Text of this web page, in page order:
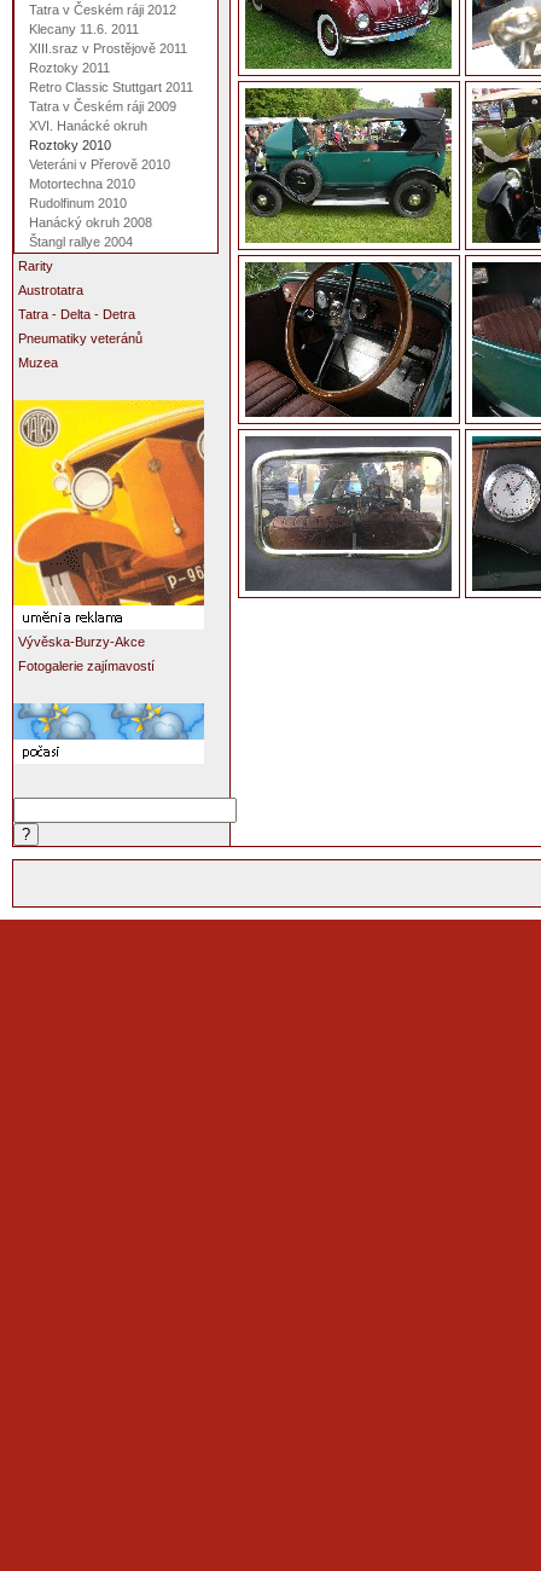
Tatra v Českém ráji 2012
Klecany 11.6. 2011
XIII.sraz v Prostějově 2011
Roztoky 2011
Retro Classic Stuttgart 2011
Tatra v Českém ráji 2009
XVI. Hanácké okruh
Roztoky 2010
Veteráni v Přerově 2010
Motortechna 2010
Rudolfinum 2010
Hanácký okruh 2008
Štangl rallye 2004
Rarity
Austrotatra
Tatra - Delta - Detra
Pneumatiky veteránů
Muzea
Vývěska-Burzy-Akce
Fotogalerie zajímavostí